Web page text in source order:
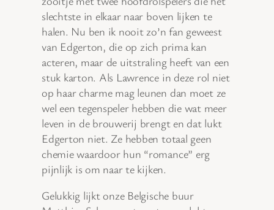
slechtste in elkaar naar boven lijken te
halen. Nu ben ik nooit zo’n fan geweest
van Edgerton, die op zich prima kan
acteren, maar de uitstraling heeft van een
stuk karton. Als Lawrence in deze rol niet
op haar charme mag leunen dan moet ze
wel een tegenspeler hebben die wat meer
leven in de brouwerij brengt en dat lukt
Edgerton niet. Ze hebben totaal geen
chemie waardoor hun “romance” erg
pijnlijk is om naar te kijken.
Gelukkig lijkt onze Belgische buur